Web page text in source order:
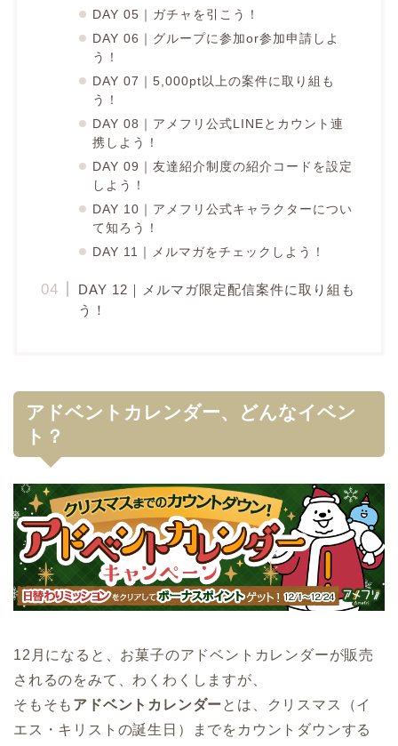
DAY 05｜ガチャを引こう！
DAY 06｜グループに参加or参加申請しよ
う！
DAY 07｜5,000pt以上の案件に取り組も
う！
DAY 08｜アメフリ公式LINEとカウント連
携しよう！
DAY 09｜友達紹介制度の紹介コードを設定
しよう！
DAY 10｜アメフリ公式キャラクターについ
て知ろう！
DAY 11｜メルマガをチェックしよう！
DAY 12｜メルマガ限定配信案件に取り組も
う！
アドベントカレンダー、どんなイベン
ト？
12月になると、お菓子のアドベントカレンダーが販売
されるのをみて、わくわくしますが、
そもそも アドベントカレンダーとは、クリスマス（イ
エス・キリストの誕生日）までをカウントダウンする